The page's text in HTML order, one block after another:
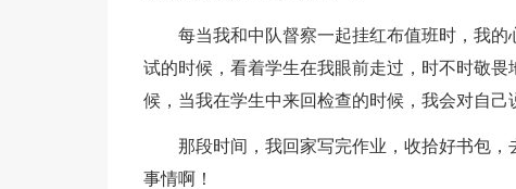
每当我和中队督察一起挂红布值班时，我的
试的时候，看着学生在我眼前走过，时不时敬
候，当我在学生中来回检查的时候，我会对自己
那段时间，我回家写完作业，收拾好书包，
事情啊！